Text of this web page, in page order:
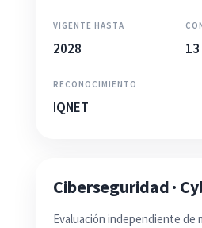
VIGENTE HASTA
2028
RECONOCIMIENTO
IQNET
Ciberseguridad ·
Evaluación independiente de